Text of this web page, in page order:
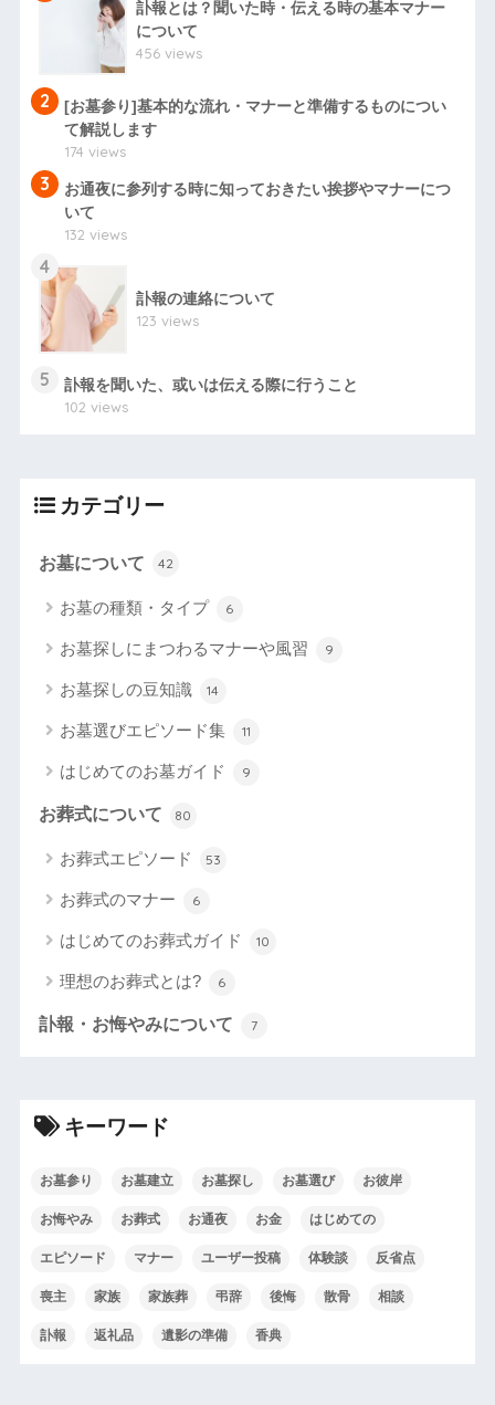
訃報とは？聞いた時・伝える時の基本マナー
について
456 views
2
[お墓参り]基本的な流れ・マナーと準備するものについ
て解説します
174 views
3
お通夜に参列する時に知っておきたい挨拶やマナーにつ
いて
132 views
4
訃報の連絡について
123 views
5
訃報を聞いた、或いは伝える際に行うこと
102 views
カテゴリー
お墓について 42
お墓の種類・タイプ 6
お墓探しにまつわるマナーや風習 9
お墓探しの豆知識 14
お墓選びエピソード集 11
はじめてのお墓ガイド 9
お葬式について 80
お葬式エピソード 53
お葬式のマナー 6
はじめてのお葬式ガイド 10
理想のお葬式とは? 6
訃報・お悔やみについて 7
キーワード
お墓参り お墓建立 お墓探し お墓選び お彼岸
お悔やみ お葬式 お通夜 お金 はじめての
エピソード マナー ユーザー投稿 体験談 反省点
喪主 家族 家族葬 弔辞 後悔 散骨 相談
訃報 返礼品 遺影の準備 香典